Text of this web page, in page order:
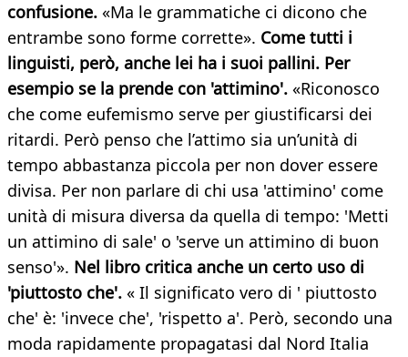
confusione. «Ma le grammatiche ci dicono che
entrambe sono forme corrette». Come tutti i
linguisti, però, anche lei ha i suoi pallini. Per
esempio se la prende con 'attimino'. «Riconosco
che come eufemismo serve per giustificarsi dei
ritardi. Però penso che l’attimo sia un’unità di
tempo abbastanza piccola per non dover essere
divisa. Per non parlare di chi usa 'attimino' come
unità di misura diversa da quella di tempo: 'Metti
un attimino di sale' o 'serve un attimino di buon
senso'». Nel libro critica anche un certo uso di
'piuttosto che'. « Il significato vero di ' piuttosto
che' è: 'invece che', 'rispetto a'. Però, secondo una
moda rapidamente propagatasi dal Nord Italia